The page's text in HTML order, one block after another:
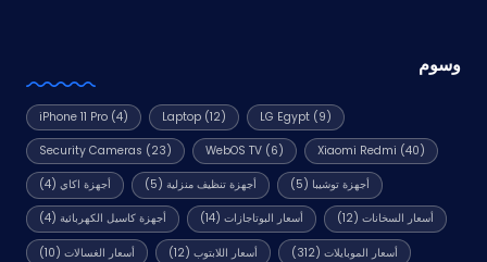
وسوم
iPhone 11 Pro (4) Laptop(12) LG Egypt(9)
Security Cameras (23) WebOS TV(6) Xiaomi Redmi (40)
أجهزة اكاي(4) أجهزة تنظيف منزلية (5) أجهزة توشيبا (5)
أجهزة كاسيل الكهربائية(4) أسعار البوتاجازات (14) أسعار السخانات (12)
أسعار الغسالات(10) أسعار اللابتوب (12) أسعار الموبايلات (312)